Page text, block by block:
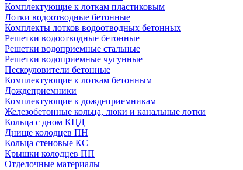
Комплектующие к лоткам пластиковым
Лотки водоотводные бетонные
Комплекты лотков водоотводных бетонных
Решетки водоотводные бетонные
Решетки водоприемные стальные
Решетки водоприемные чугунные
Пескоуловители бетонные
Комплектующие к лоткам бетонным
Дождеприемники
Комплектующие к дождеприемникам
Железобетонные кольца, люки и канальные лотки
Кольца с дном КЦД
Днище колодцев ПН
Кольца стеновые КС
Крышки колодцев ПП
Отделочные материалы